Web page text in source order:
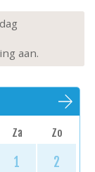
aan.
Za Zo
1 2